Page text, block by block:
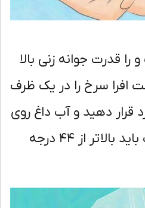
جوانه زنی بالا
سرخ را در یک ظرف
دهید و آب داغ روی
آن‌ها بریزید. دمای آب باید بالاتر از ۴۴ درجه